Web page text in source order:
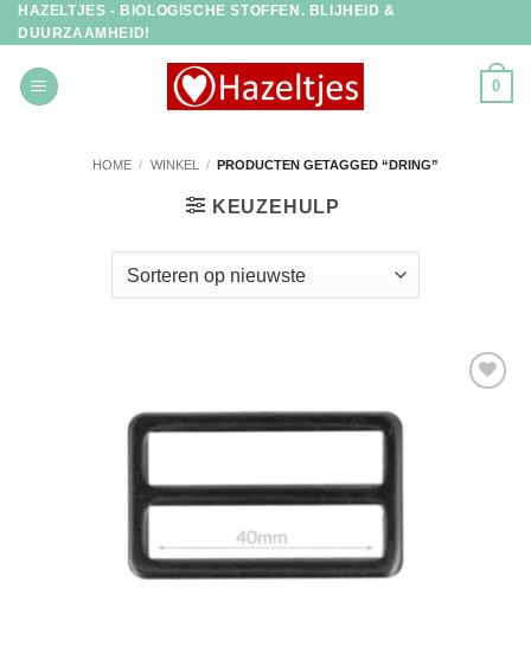
Ga
naar
inhoud
HAZELTJES - BIOLOGISCHE STOFFEN. BLIJHEID &
DUURZAAMHEID!
0
HOME / WINKEL / PRODUCTEN GETAGGED “DRING”
KEUZEHULP